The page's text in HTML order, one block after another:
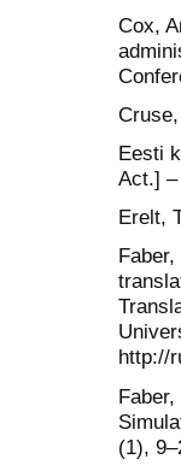
Cox,
Eesti
Act.] –
Erelt,
http://
(1),